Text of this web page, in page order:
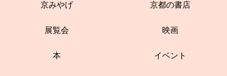
京みやげ 京都の書店
展覧会 映画
本 イベント